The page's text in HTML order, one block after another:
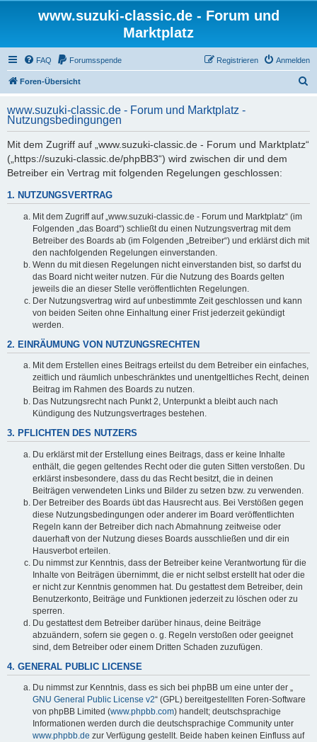
www.suzuki-classic.de - Forum und
Marktplatz
FAQ Forumsspende Anmelden
Registrieren
Foren-Übersicht
h
www.suzuki-classic.de - Forum und Marktplatz -
Nutzungsbedingungen
Mit dem Zugriff auf „www.suzuki-classic.de - Forum und Marktplatz“
(„https://suzuki-classic.de/phpBB3“) wird zwischen dir und dem
Betreiber ein Vertrag mit folgenden Regelungen geschlossen:
1. NUTZUNGSVERTRAG
Mit dem Zugriff auf „www.suzuki-classic.de - Forum und Marktplatz“ (im
Folgenden „das Board“) schließt du einen Nutzungsvertrag mit dem
Betreiber des Boards ab (im Folgenden „Betreiber“) und erklärst dich mit
den nachfolgenden Regelungen einverstanden.
Wenn du mit diesen Regelungen nicht einverstanden bist, so darfst du
das Board nicht weiter nutzen. Für die Nutzung des Boards gelten
jeweils die an dieser Stelle veröffentlichten Regelungen.
Der Nutzungsvertrag wird auf unbestimmte Zeit geschlossen und kann
von beiden Seiten ohne Einhaltung einer Frist jederzeit gekündigt
werden.
2. EINRÄUMUNG VON NUTZUNGSRECHTEN
Mit dem Erstellen eines Beitrags erteilst du dem Betreiber ein einfaches,
zeitlich und räumlich unbeschränktes und unentgeltliches Recht, deinen
Beitrag im Rahmen des Boards zu nutzen.
Das Nutzungsrecht nach Punkt 2, Unterpunkt a bleibt auch nach
Kündigung des Nutzungsvertrages bestehen.
3. PFLICHTEN DES NUTZERS
Du erklärst mit der Erstellung eines Beitrags, dass er keine Inhalte
enthält, die gegen geltendes Recht oder die guten Sitten verstoßen. Du
erklärst insbesondere, dass du das Recht besitzt, die in deinen
Beiträgen verwendeten Links und Bilder zu setzen bzw. zu verwenden.
Der Betreiber des Boards übt das Hausrecht aus. Bei Verstößen gegen
diese Nutzungsbedingungen oder anderer im Board veröffentlichten
Regeln kann der Betreiber dich nach Abmahnung zeitweise oder
dauerhaft von der Nutzung dieses Boards ausschließen und dir ein
Hausverbot erteilen.
Du nimmst zur Kenntnis, dass der Betreiber keine Verantwortung für die
Inhalte von Beiträgen übernimmt, die er nicht selbst erstellt hat oder die
er nicht zur Kenntnis genommen hat. Du gestattest dem Betreiber, dein
Benutzerkonto, Beiträge und Funktionen jederzeit zu löschen oder zu
sperren.
Du gestattest dem Betreiber darüber hinaus, deine Beiträge
abzuändern, sofern sie gegen o. g. Regeln verstoßen oder geeignet
sind, dem Betreiber oder einem Dritten Schaden zuzufügen.
4. GENERAL PUBLIC LICENSE
Du nimmst zur Kenntnis, dass es sich bei phpBB um eine unter der „
GNU General Public License v2“ (GPL) bereitgestellten Foren-Software
von phpBB Limited (www.phpbb.com) handelt; deutschsprachige
Informationen werden durch die deutschsprachige Community unter
www.phpbb.de zur Verfügung gestellt. Beide haben keinen Einfluss auf